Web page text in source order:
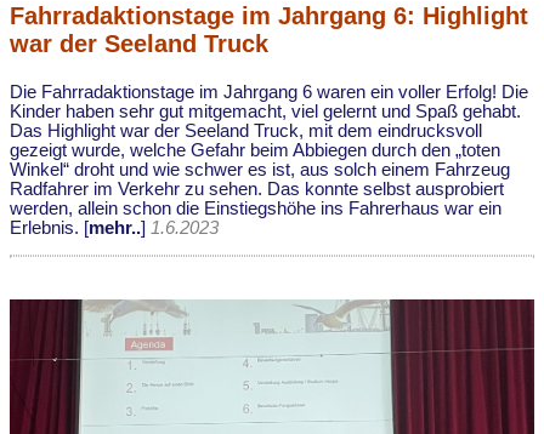
Fahrradaktionstage im Jahrgang 6: Highlight
war der Seeland Truck
Die Fahrradaktionstage im Jahrgang 6 waren ein voller Erfolg! Die
Kinder haben sehr gut mitgemacht, viel gelernt und Spaß gehabt.
Das Highlight war der Seeland Truck, mit dem eindrucksvoll
gezeigt wurde, welche Gefahr beim Abbiegen durch den „toten
Winkel“ droht und wie schwer es ist, aus solch einem Fahrzeug
Radfahrer im Verkehr zu sehen. Das konnte selbst ausprobiert
werden, allein schon die Einstiegshöhe ins Fahrerhaus war ein
Erlebnis. [mehr..] 1.6.2023